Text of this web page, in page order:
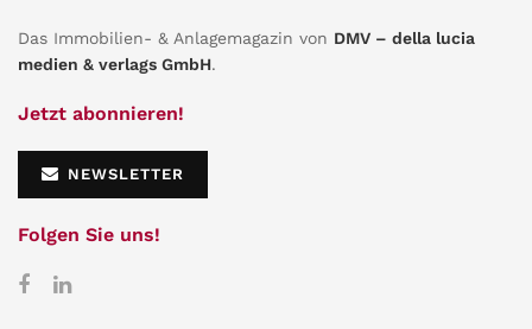
Das Immobilien- & Anlagemagazin von DMV – della lucia
medien & verlags GmbH.
Jetzt abonnieren!
NEWSLETTER
Folgen Sie uns!